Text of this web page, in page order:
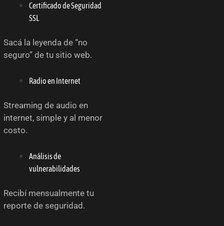
Certificado de Seguridad
SSL
Sacá la leyenda de “no
seguro” de tu sitio web.
Radio en Internet
Streaming de audio en
internet, simple y al menor
costo.
Análisis de
vulnerabilidades
Recibí mensualmente tu
reporte de seguridad.